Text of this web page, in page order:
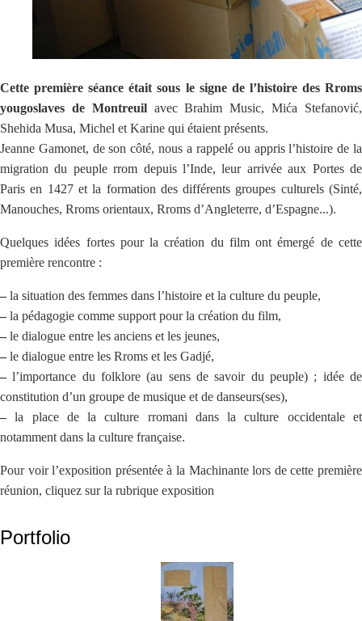
Cette première séance était sous le signe de l’histoire des Rroms
yougoslaves de Montreuilavec Brahim Music, Mića Stefanović,
Shehida Musa, Michel et Karine qui étaient présents.
Jeanne Gamonet, de son côté, nous a rappelé ou appris l’histoire de la
migration du peuple rrom depuis l’Inde, leur arrivée aux Portes de
Paris en 1427 et la formation des différents groupes culturels (Sinté,
Manouches, Rroms orientaux, Rroms d’Angleterre, d’Espagne...).
Quelques idées fortes pour la création du film ont émergé de cette
première rencontre :
– la situation des femmes dans l’histoire et la culture du peuple,
– la pédagogie comme support pour la création du film,
– le dialogue entre les anciens et les jeunes,
– le dialogue entre les Rroms et les Gadjé,
– l’importance du folklore (au sens de savoir du peuple) ; idée de
constitution d’un groupe de musique et de danseurs(ses),
– la place de la culture rromani dans la culture occidentale et
notamment dans la culture française.
Pour voir l’exposition présentée à la Machinante lors de cette première
réunion, cliquez sur la rubrique exposition
Portfolio